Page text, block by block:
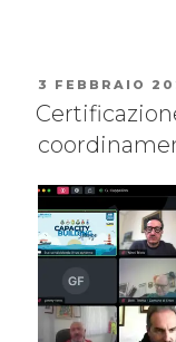
3 FEBBRAIO